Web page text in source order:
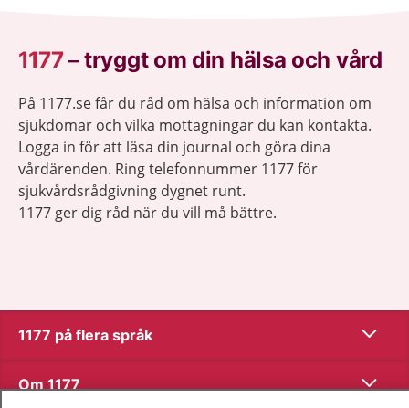
1177–tryggt om din hälsa och vård
På 1177.se får du råd om hälsa och information om
sjukdomar och vilka mottagningar du kan kontakta.
Logga in för att läsa din journal och göra dina
vårdärenden. Ring telefonnummer 1177 för
sjukvårdsrådgivning dygnet runt.
1177 ger dig råd när du vill må bättre.
1177 på flera språk Visa
Om 1177 Visa